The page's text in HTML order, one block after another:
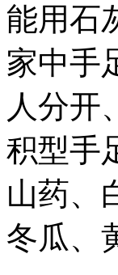
能用石
家中手
人分开
积型手
山药、
冬瓜、